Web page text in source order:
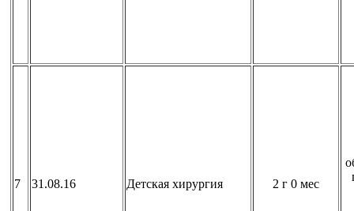
7 31.08.16 Детская хирургия 2 г 0 мес